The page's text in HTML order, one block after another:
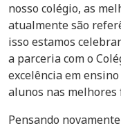
nosso colégio, as
atualmente são
isso estamos
a parceria com o
excelência em
alunos nas melhores
Pensando